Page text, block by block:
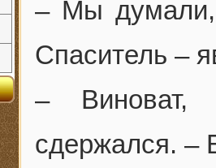
– Мы думали,
Спаситель –
–
сдержался. –